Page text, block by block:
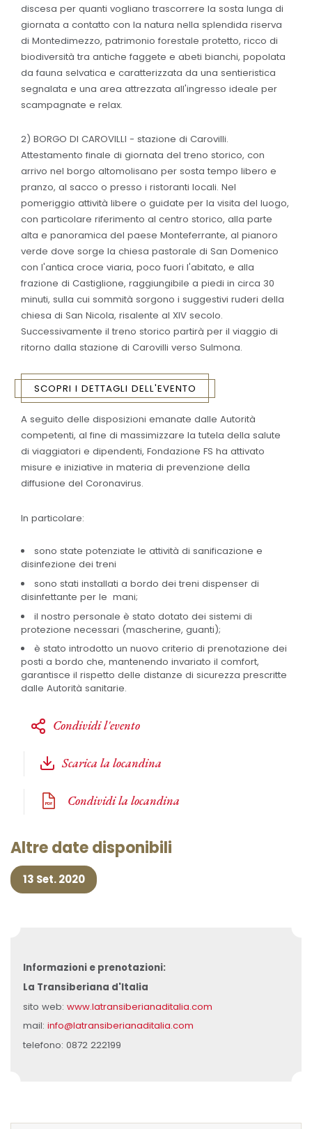
discesa per quanti vogliano trascorrere la sosta lunga di
giornata a contatto con la natura nella splendida riserva
di Montedimezzo, patrimonio forestale protetto, ricco di
biodiversità tra antiche faggete e abeti bianchi, popolata
da fauna selvatica e caratterizzata da una sentieristica
segnalata e una area attrezzata all'ingresso ideale per
scampagnate e relax.
2) BORGO DI CAROVILLI - stazione di Carovilli.
Attestamento finale di giornata del treno storico, con
arrivo nel borgo altomolisano per sosta tempo libero e
pranzo, al sacco o presso i ristoranti locali. Nel
pomeriggio attività libere o guidate per la visita del luogo,
con particolare riferimento al centro storico, alla parte
alta e panoramica del paese Monteferrante, al pianoro
verde dove sorge la chiesa pastorale di San Domenico
con l'antica croce viaria, poco fuori l'abitato, e alla
frazione di Castiglione, raggiungibile a piedi in circa 30
minuti, sulla cui sommità sorgono i suggestivi ruderi della
chiesa di San Nicola, risalente al XIV secolo.
Successivamente il treno storico partirà per il viaggio di
ritorno dalla stazione di Carovilli verso Sulmona.
SCOPRI I DETTAGLI DELL'EVENTO
A seguito delle disposizioni emanate dalle Autorità
competenti, al fine di massimizzare la tutela della salute
di viaggiatori e dipendenti, Fondazione FS ha attivato
misure e iniziative in materia di prevenzione della
diffusione del Coronavirus.
In particolare:
sono state potenziate le attività di sanificazione e
disinfezione dei treni
sono stati installati a bordo dei treni dispenser di
disinfettante per le mani;
il nostro personale è stato dotato dei sistemi di
protezione necessari (mascherine, guanti);
è stato introdotto un nuovo criterio di prenotazione dei
posti a bordo che, mantenendo invariato il comfort,
garantisce il rispetto delle distanze di sicurezza prescritte
dalle Autorità sanitarie.
Condividi l'evento
Scarica la locandina
Condividi la locandina
Altre date disponibili
13 Set. 2020
Informazioni e prenotazioni:
La Transiberiana d'Italia
sito web: www.latransiberianaditalia.com
mail: info@latransiberianaditalia.com
telefono: 0872 222199